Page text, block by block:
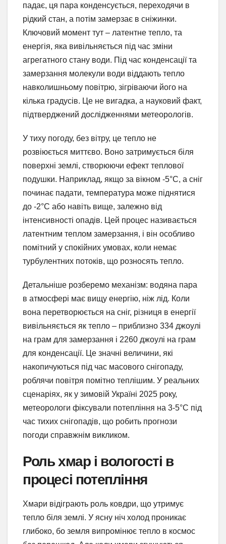
падає, ця пара конденсується, переходячи в
рідкий стан, а потім замерзає в сніжинки.
Ключовий момент тут – латентне тепло, та
енергія, яка вивільняється під час зміни
агрегатного стану води. Під час конденсації та
замерзання молекули води віддають тепло
навколишньому повітрю, зігріваючи його на
кілька градусів. Це не вигадка, а науковий факт,
підтверджений дослідженнями метеорологів.
У тиху погоду, без вітру, це тепло не
розвіюється миттєво. Воно затримується біля
поверхні землі, створюючи ефект теплової
подушки. Наприклад, якщо за вікном -5°C, а сніг
починає падати, температура може піднятися
до -2°C або навіть вище, залежно від
інтенсивності опадів. Цей процес називається
латентним теплом замерзання, і він особливо
помітний у спокійних умовах, коли немає
турбулентних потоків, що розносять тепло.
Детальніше розберемо механізм: водяна пара
в атмосфері має вищу енергію, ніж лід. Коли
вона перетворюється на сніг, різниця в енергії
вивільняється як тепло – приблизно 334 джоулі
на грам для замерзання і 2260 джоулі на грам
для конденсації. Це значні величини, які
накопичуються під час масового снігопаду,
роблячи повітря помітно теплішим. У реальних
сценаріях, як у зимовій Україні 2025 року,
метеорологи фіксували потепління на 3-5°C під
час тихих снігопадів, що робить прогнози
погоди справжнім викликом.
Роль хмар і вологості в
процесі потепління
Хмари відіграють роль ковдри, що утримує
тепло біля землі. У ясну ніч холод проникає
глибоко, бо земля випромінює тепло в космос